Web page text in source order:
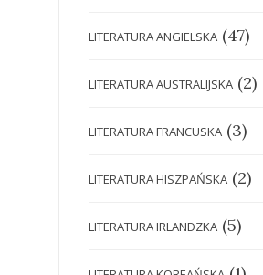
LITERATURA ANGIELSKA (47)
LITERATURA AUSTRALIJSKA (2)
LITERATURA FRANCUSKA (3)
LITERATURA HISZPAŃSKA (2)
LITERATURA IRLANDZKA (5)